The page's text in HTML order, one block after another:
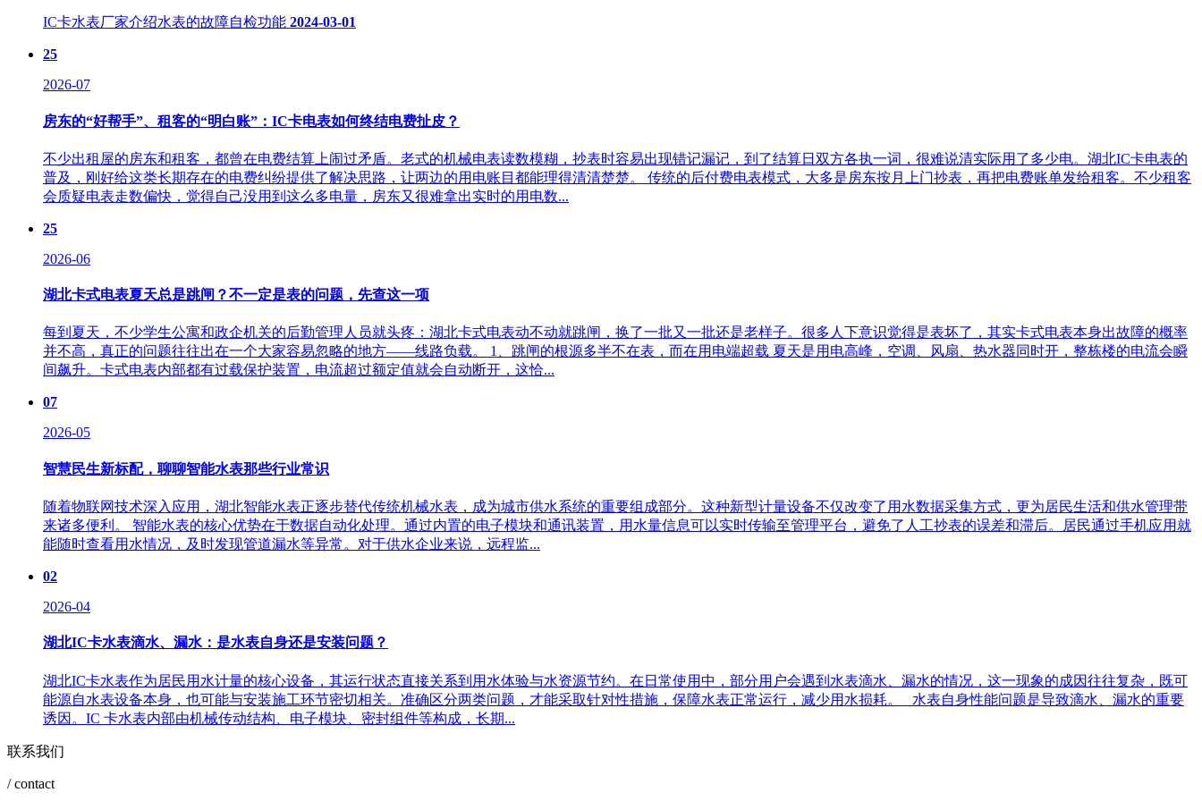
IC卡水表厂家介绍水表的故障自检功能 2024-03-01
25
2026-07
房东的“好帮手”、租客的“明白账”：IC卡电表如何终结电费扯皮？
不少出租屋的房东和租客，都曾在电费结算上闹过矛盾。老式的机械电表读数模糊，抄表时容易出现错记漏记，到了结算日双方各执一词，很难说清实际用了多少电。湖北IC卡电表的
普及，刚好给这类长期存在的电费纠纷提供了解决思路，让两边的用电账目都能理得清清楚楚。 传统的后付费电表模式，大多是房东按月上门抄表，再把电费账单发给租客。不少租客
会质疑电表走数偏快，觉得自己没用到这么多电量，房东又很难拿出实时的用电数...
25
2026-06
湖北卡式电表夏天总是跳闸？不一定是表的问题，先查这一项
每到夏天，不少学生公寓和政企机关的后勤管理人员就头疼：湖北卡式电表动不动就跳闸，换了一批又一批还是老样子。很多人下意识觉得是表坏了，其实卡式电表本身出故障的概率
并不高，真正的问题往往出在一个大家容易忽略的地方——线路负载。 1、跳闸的根源多半不在表，而在用电端超载‌ 夏天是用电高峰，空调、风扇、热水器同时开，整栋楼的电流会瞬
间飙升。卡式电表内部都有过载保护装置，电流超过额定值就会自动断开，这恰...
07
2026-05
智慧民生新标配，聊聊智能水表那些行业常识
随着物联网技术深入应用，湖北智能水表正逐步替代传统机械水表，成为城市供水系统的重要组成部分。这种新型计量设备不仅改变了用水数据采集方式，更为居民生活和供水管理带
来诸多便利。 智能水表的核心优势在于数据自动化处理。通过内置的电子模块和通讯装置，用水量信息可以实时传输至管理平台，避免了人工抄表的误差和滞后。居民通过手机应用就
能随时查看用水情况，及时发现管道漏水等异常。对于供水企业来说，远程监...
02
2026-04
湖北IC卡水表滴水、漏水：是水表自身还是安装问题？
湖北IC卡水表作为居民用水计量的核心设备，其运行状态直接关系到用水体验与水资源节约。在日常使用中，部分用户会遇到水表滴水、漏水的情况，这一现象的成因往往复杂，既可
能源自水表设备本身，也可能与安装施工环节密切相关。准确区分两类问题，才能采取针对性措施，保障水表正常运行，减少用水损耗。 水表自身性能问题是导致滴水、漏水的重要
诱因。IC 卡水表内部由机械传动结构、电子模块、密封组件等构成，长期...
联系我们
/ contact